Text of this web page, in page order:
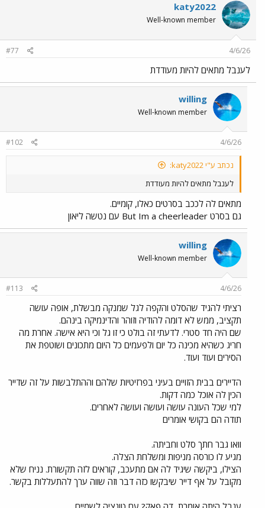
t
i
n
katy2022
Well-known member
4/6/26
#77
לענבל מתאים להיות מעודדת
willing
Well-known member
4/6/26
#102
נכתב ע"י katy2022:
לענבל מתאים להיות מעודדת
מתאים לה לככב בסרטים כאלו, קומיים.
גם בסרט But Im a cheerleader עם נטשה ליאון
willing
Well-known member
4/6/26
#113
רציתי להגיד שהסלט והקפה לגל שמנקה מבשלת, אופה עושה
תקציב, ממש לא דומה להודיה וזוהר והדינמיקה בינהם.
שם היה חד סטרי. לדעתי זה בולט כי זו גל וכי היא אישה. אחרת מה
חריג כשהיא מכינה כל יום ולפעמים כל היום מתכונים ושוטפת את
הסירים ועוד ועוד.
הדיירים בבית הזויים בעיני בפרזיטיות שלהם וההתלבשות על זה שדייר
הכין לה אוכל כמה דקות.
למי שכל העונה עושה ועושה ועושה לאחרים.
תודה הם בקושי אומרים
וואו גבר חתך סלט וחביתה.
מגיע לו כורסה מניפות ומשלחת הצלה.
הצילו, ביקשה שיגיד לה אם מתעכב, קוראים לזה תקשורת. נניח שלא
מקובל על אף דייר שיבקשו כזה דבר וזה שווה ערך להתעללות בקשר.